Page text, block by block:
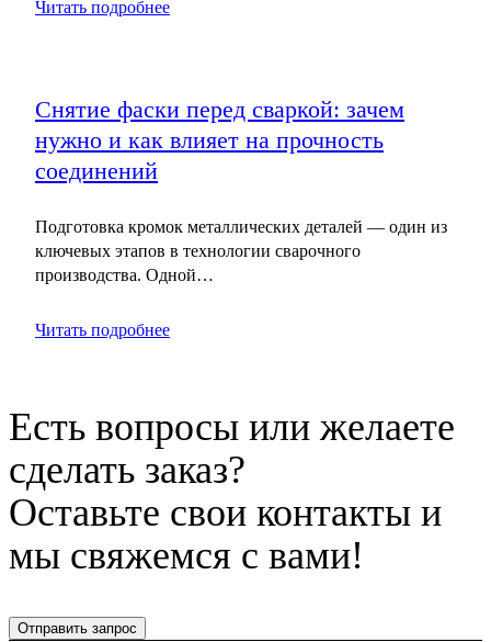
Читать подробнее
Снятие фаски перед сваркой: зачем
нужно и как влияет на прочность
соединений
Подготовка кромок металлических деталей — один из
ключевых этапов в технологии сварочного
производства. Одной…
Читать подробнее
Есть вопросы или желаете
сделать заказ?
Оставьте свои контакты и
мы свяжемся с вами!
Отправить запрос